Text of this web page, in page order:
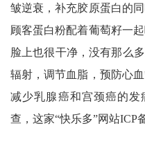
皱逆衰，补充胶原蛋白的
顾客蛋白粉配着葡萄籽一
脸上也很干净，没有那么
辐射，调节血脂，预防心
减少乳腺癌和宫颈癌的
查，这家“快乐多”网站ICP